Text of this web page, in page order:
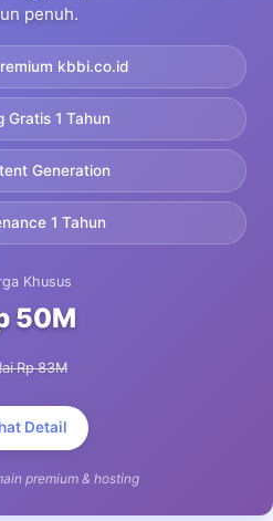
penuh.
kbbi.co.id
Gratis 1 Tahun
Generation
1 Tahun
Khusus
50M
Rp 83M
Detail
premium & hosting